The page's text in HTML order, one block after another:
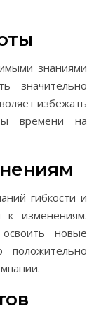
знаниями
значительно
избежать
времени на
гибкости и
к изменениям.
новые